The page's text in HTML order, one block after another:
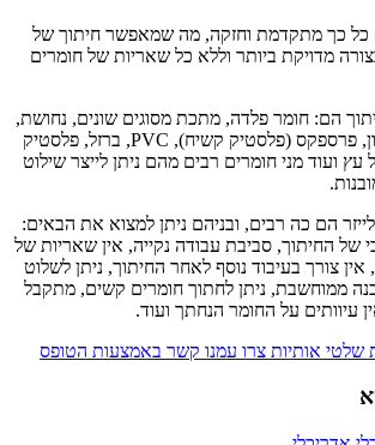
כל כך מתקדמת וחזקה, מה שמאפשר חיתוך של
מדויקת ביותר וללא כל שאריות של חומרים
הם: חומר פלדה, מתכת מסוגים שונים, נחושת,
חומר אלומיניום, קרטון, פרספקס (פלסטיק קשיח), PVC, ברזל, פלסטיק
עץ ועוד מני חומרים רבים מהם ניתן לייצר שילוט
הם כה רבים, ובניהם ניתן למצוא את הבאים:
של החיתוך, סביבת עבודה נקייה, אין שאריות של
צורך בעיבוד נוסף לאחר החיתוך, ניתן לשלוט
ממוחשבת, ניתן לחתוך חומרים קשים, מתקבל
עיוותים על החומר הנחתך ועוד.
שלטי אותיות צרו עמנו קשר באמצעות הטופס